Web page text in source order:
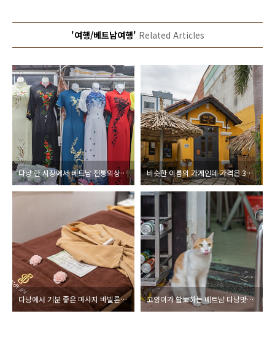
'여행/베트남여행' Related Articles
다낭 한 시장에서 베트남 전통의상 아오자이 맞춰입기, 꼰시장, 고마트 비슷한 이름의 가게인데 가격은 3배 차이나는 다낭의 레스토랑, 냐벱스아 쌀국수 전문점(NHÀ BẾP XƯA.)
다낭에서 기분 좋은 마사지 바빌론 가든 스파 고양이가 활보하는 베트남 다낭맛집 반쎄오 바즈엉 여름 다낭여행